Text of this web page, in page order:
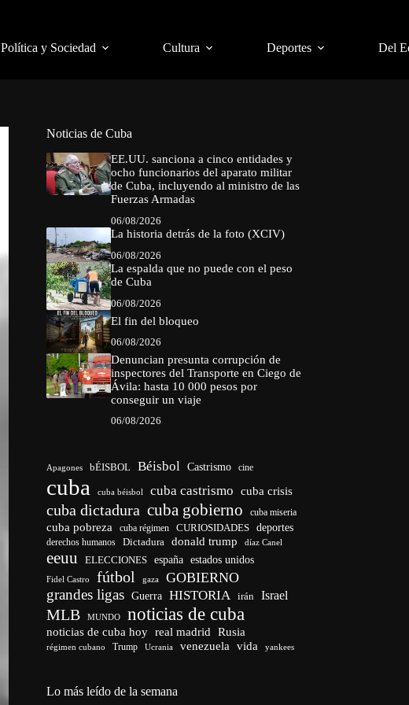
Política y Sociedad Cultura Deportes Del
Noticias de Cuba
EE.UU. sanciona a cinco entidades y
ocho funcionarios del aparato militar
de Cuba, incluyendo al ministro de las
Fuerzas Armadas
06/08/2026
La historia detrás de la foto (XCIV)
06/08/2026
La espalda que no puede con el peso
de Cuba
06/08/2026
El fin del bloqueo
06/08/2026
Denuncian presunta corrupción de
inspectores del Transporte en Ciego de
Ávila: hasta 10 000 pesos por
conseguir un viaje
06/08/2026
Apagones bÉISBOL Béisbol Castrismo cine
cuba cuba béisbol cuba castrismo cuba crisis
cuba dictadura cuba gobierno cuba miseria
cuba pobreza cuba régimen CURIOSIDADES deportes
derechos humanos Dictadura donald trump díaz Canel
eeuu ELECCIONES españa estados unidos
Fidel Castro fútbol gaza GOBIERNO
grandes ligas Guerra HISTORIA irán Israel
MLB MUNDO noticias de cuba
noticias de cuba hoy real madrid Rusia
régimen cubano Trump Ucrania venezuela vida yankees
Lo más leído de la semana